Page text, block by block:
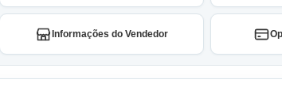
Informações do Vendedor